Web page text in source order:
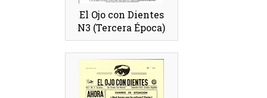
El Ojo con Dientes
N3 (Tercera Época)